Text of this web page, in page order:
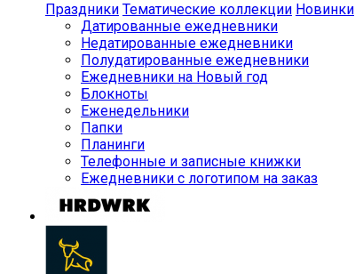
Праздники Тематические коллекции Новинки
Датированные ежедневники
Недатированные ежедневники
Полудатированные ежедневники
Ежедневники на Новый год
Блокноты
Еженедельники
Папки
Планинги
Телефонные и записные книжки
Ежедневники с логотипом на заказ